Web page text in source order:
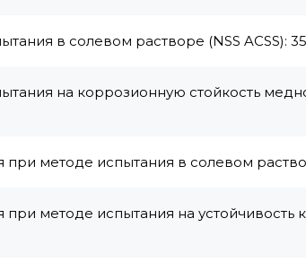
в солевом растворе (NSS ACSS):
на коррозионную стойкость
методе испытания в солевом
при методе испытания на